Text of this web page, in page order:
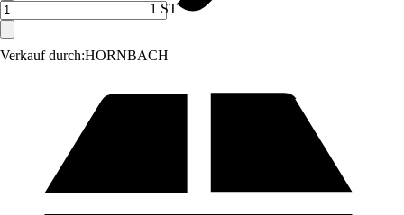
Verkauf durch:HORNBACH
1 ST